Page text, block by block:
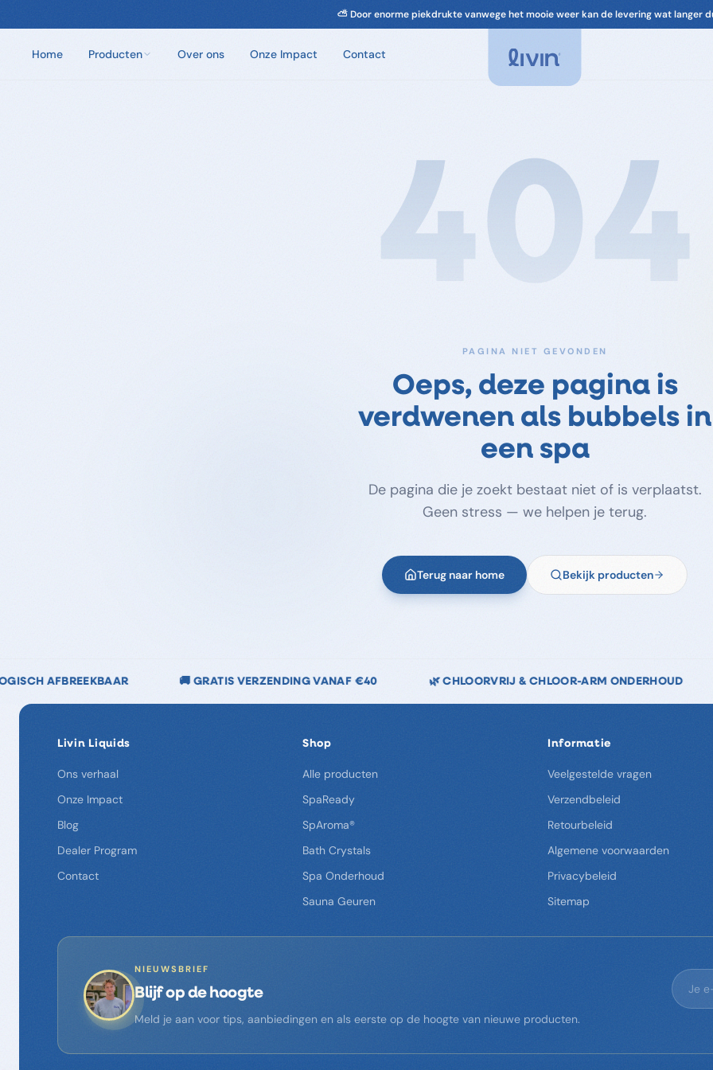
⛅ Door enorme piekdrukte vanwege het mooie weer kan de levering wat langer
Home Producten
Spa Onderhoud
Filter, leidingen, cover. Alles om je spa in
topconditie te houden.
Accessoires
Filters & onderdelen voor je spa
Over ons Onze Impact Contact
404
PAGINA NIET GEVONDEN
Oeps, deze pagina is
verdwenen als bubbels in
een spa
De pagina die je zoekt bestaat niet of is verplaatst.
Geen stress — we helpen je terug.
Terug naar home Bekijk producten
VERZENDING VANAF €40 🌿 CHLOORVRIJ & CHLOOR-ARM ONDERHOUD ↩️ 14 DAGEN RETOURRECHT
Livin Liquids
Ons verhaal
Onze Impact
Blog
Dealer Program
Contact
Shop
Alle producten
SpaReady
SpAroma®
Bath Crystals
Spa Onderhoud
Sauna Geuren
Informatie
Veelgestelde vragen
Verzendbeleid
Retourbeleid
Algemene voorwaarden
Privacybeleid
Sitemap
NIEUWSBRIEF
Blijf op de hoogte
Meld je aan voor tips, aanbiedingen en als eerste op de hoogte van nieuwe producten.